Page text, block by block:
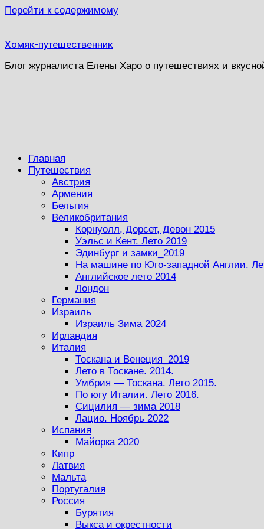
Перейти к содержимому
Хомяк-путешественник
Блог журналиста Елены Харо о путешествиях и
Главная
Путешествия
Австрия
Армения
Бельгия
Великобритания
Корнуолл, Дорсет, Девон 2015
Уэльс и Кент. Лето 2019
Эдинбург и замки_2019
На машине по Юго-западной Англии.
Английское лето 2014
Лондон
Германия
Израиль
Израиль Зима 2024
Ирландия
Италия
Тоскана и Венеция_2019
Лето в Тоскане. 2014.
Умбрия — Тоскана. Лето 2015.
По югу Италии. Лето 2016.
Сицилия — зима 2018
Лацио. Ноябрь 2022
Испания
Майорка 2020
Кипр
Латвия
Мальта
Португалия
Россия
Бурятия
Выкса и окрестности